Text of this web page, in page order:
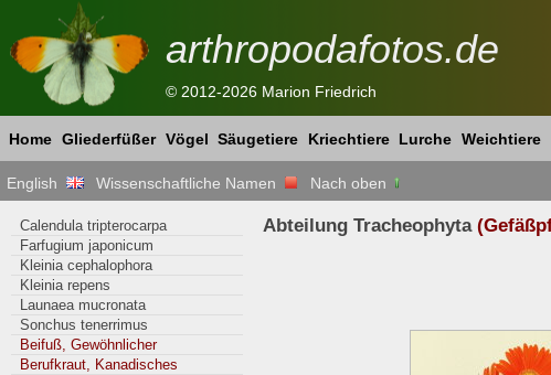
arthropodafotos.de
© 2012-2026 Marion Friedrich
Home Gliederfüßer Vögel Säugetiere Kriechtiere Lurche Weichtiere
English Wissenschaftliche Namen Nach oben
Abteilung Tracheophyta
Calendula tripterocarpa
Farfugium japonicum
Kleinia cephalophora
Kleinia repens
Launaea mucronata
Sonchus tenerrimus
Beifuß, Gewöhnlicher
Berufkraut, Kanadisches